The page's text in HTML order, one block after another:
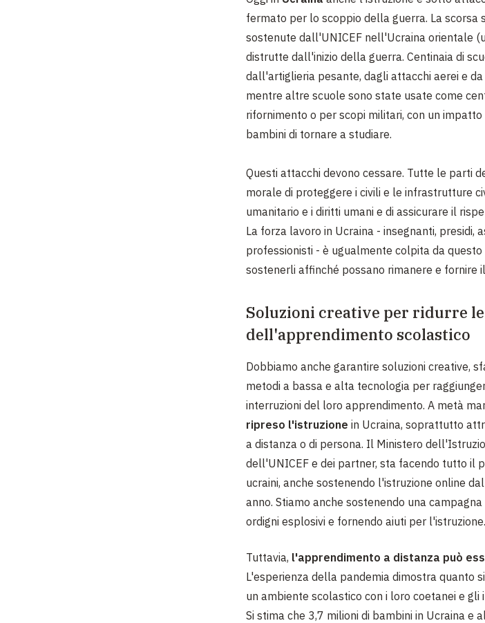
fermato per lo scoppio della guerra. La
sostenute dall'UNICEF nell'Ucraina orientale
distrutte dall'inizio della guerra. Centinaia di
dall'artiglieria pesante, dagli attacchi aerei e
mentre altre scuole sono state usate come
rifornimento o per scopi militari, con un
bambini di tornare a studiare.
Questi attacchi devono cessare. Tutte le parti
morale di proteggere i civili e le infrastrutture
umanitario e i diritti umani e di assicurare il
La forza lavoro in Ucraina - insegnanti, presidi,
professionisti - è ugualmente colpita da
sostenerli affinché possano rimanere e fornire
Soluzioni creative per ridurre
dell'apprendimento scolastico
Dobbiamo anche garantire soluzioni creative,
metodi a bassa e alta tecnologia per
interruzioni del loro apprendimento. A metà
ripreso l'istruzione in Ucraina, soprattutto
a distanza o di persona. Il Ministero
dell'UNICEF e dei partner, sta facendo tutto il
ucraini, anche sostenendo l'istruzione online
anno. Stiamo anche sostenendo una
ordigni esplosivi e fornendo aiuti per l'istruzione.
Tuttavia, l'apprendimento a distanza può
L'esperienza della pandemia dimostra quanto
un ambiente scolastico con i loro coetanei e gli
Si stima che 3,7 milioni di bambini in Ucraina e